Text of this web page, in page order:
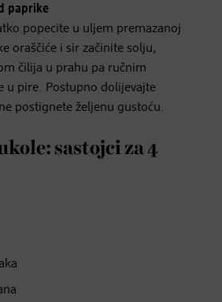
paprike
popecite u uljem premazanoj
oraščiće i sir začinite solju,
čilija u prahu pa ručnim
u pire. Postupno dolijevajte
postignete željenu gustoću.
sastojci za 4